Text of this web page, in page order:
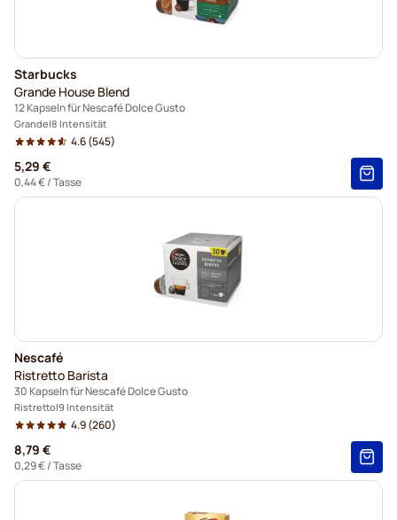
Starbucks
Grande House Blend
12 Kapseln für Nescafé Dolce Gusto
Grande 8 Intensität
4.6(545)
5,29 €
0,44 €/ Tasse
Nescafé
Ristretto Barista
30 Kapseln für Nescafé Dolce Gusto
Ristretto 9 Intensität
4.9(260)
8,79 €
0,29 €/ Tasse